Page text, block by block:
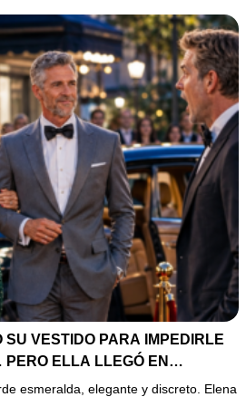
SU VESTIDO PARA IMPEDIRLE
ELLA LLEGÓ EN
DE HONOR DEL DUEÑO DE
esmeralda, elegante y discreto. Elena